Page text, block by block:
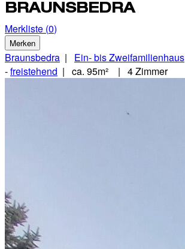
RAUNSBEDRA
Merkliste (0)
Merken
Braunsbedra | Ein- bis Zweifamilienhaus
-freistehend | ca. 95m² | 4 Zimmer